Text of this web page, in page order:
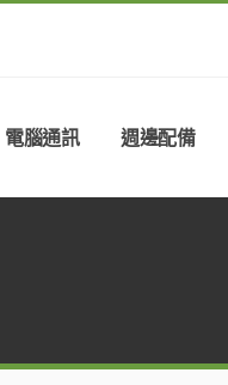
電腦通訊 週邊配備